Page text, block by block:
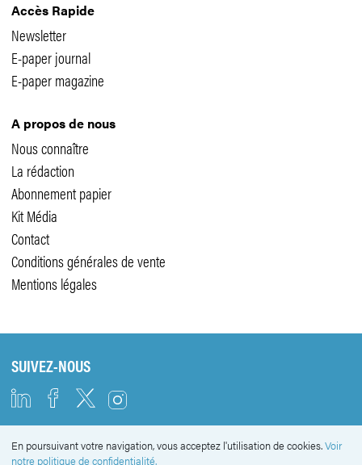
Accès Rapide
Newsletter
E-paper journal
E-paper magazine
A propos de nous
Nous connaître
La rédaction
Abonnement papier
Kit Média
Contact
Conditions générales de vente
Mentions légales
SUIVEZ-NOUS
En poursuivant votre navigation, vous acceptez l'utilisation de cookies.Voir
notre politique de confidentialité.